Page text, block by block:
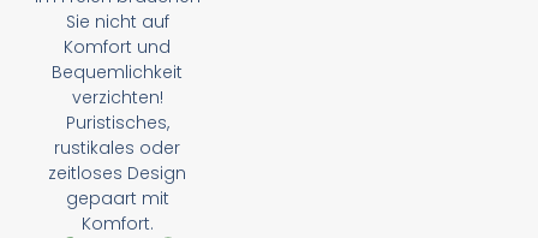
Sie nicht auf
Komfort und
Bequemlichkeit
verzichten!
Puristisches,
rustikales oder
zeitloses Design
gepaart mit
Komfort.